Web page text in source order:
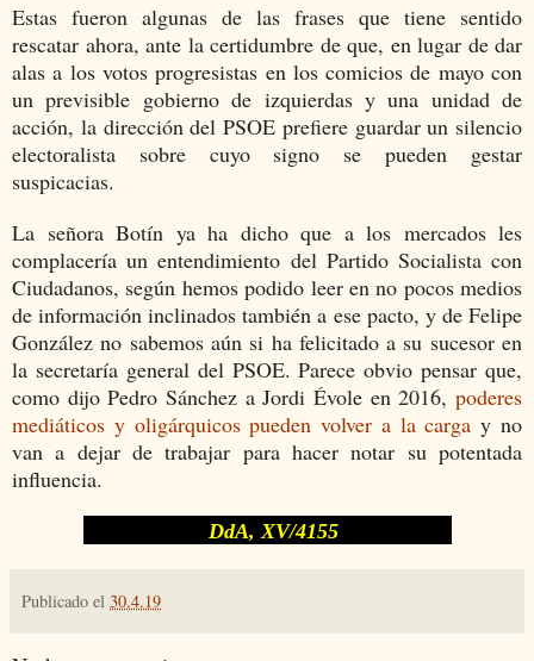
Estas fueron algunas de las frases que tiene sentido
rescatar ahora, ante la certidumbre de que, en lugar de dar
alas a los votos progresistas en los comicios de mayo con
un previsible gobierno de izquierdas y una unidad de
acción, la dirección del PSOE prefiere guardar un silencio
electoralista sobre cuyo signo se pueden gestar
suspicacias.
La señora Botín ya ha dicho que a los mercados les
complacería un entendimiento del Partido Socialista con
Ciudadanos, según hemos podido leer en no pocos medios
de información inclinados también a ese pacto, y de Felipe
González no sabemos aún si ha felicitado a su sucesor en
la secretaría general del PSOE. Parece obvio pensar que,
como dijo Pedro Sánchez a Jordi Évole en 2016, poderes
mediáticos y oligárquicos pueden volver a la carga y no
van a dejar de trabajar para hacer notar su potentada
influencia.
DdA, XV/4155
Publicado el 30.4.19